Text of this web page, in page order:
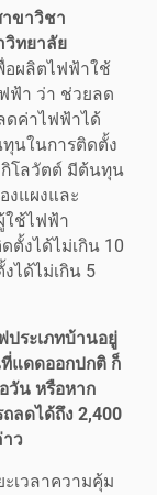
ขาวิชา
วิทยาลัย
อผลิตไฟฟ้าใช้
ฟ้า ว่า ช่วยลด
ดค่าไฟฟ้าได้
นในการติดตั้ง
กิโลวัตต์ มีต้นทุน
งแผงและ
ใช้ไฟฟ้า
ตั้งได้ไม่เกิน 10
ได้ไม่เกิน 5
ประเภทบ้านอยู่
แดดออกปกติ ก็
วัน หรือหาก
ลดได้ถึง 2,400
ว
ะเวลาความคุ้ม